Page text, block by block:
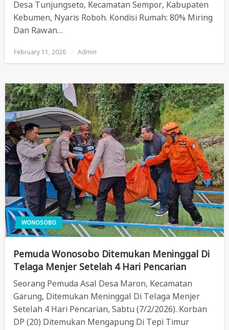
Desa Tunjungseto, Kecamatan Sempor, Kabupaten
Kebumen, Nyaris Roboh. Kondisi Rumah: 80% Miring
Dan Rawan…
Posted
February 11, 2026 Admin
WONOSOBO
Pemuda Wonosobo Ditemukan Meninggal Di
Telaga Menjer Setelah 4 Hari Pencarian
Seorang Pemuda Asal Desa Maron, Kecamatan
Garung, Ditemukan Meninggal Di Telaga Menjer
Setelah 4 Hari Pencarian, Sabtu (7/2/2026). Korban
DP (20) Ditemukan Mengapung Di Tepi Timur